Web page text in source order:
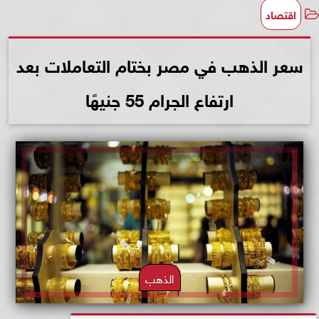
اقتصاد
سعر الذهب في مصر بختام التعاملات بعد
ارتفاع الجرام 55 جنيهًا
الذهب